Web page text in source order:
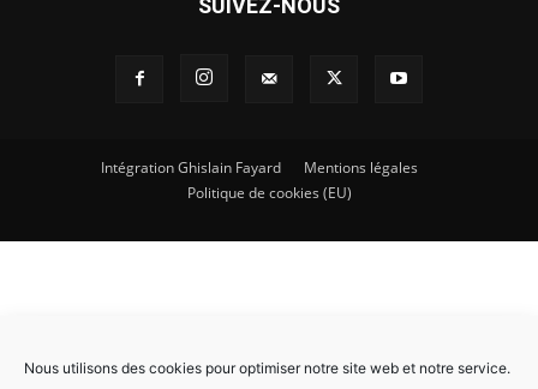
Nous utilisons des cookies pour optimiser notre site web et notre service.
SUIVEZ-NOUS
Intégration Ghislain Fayard
Mentions légales
Politique de cookies (EU)